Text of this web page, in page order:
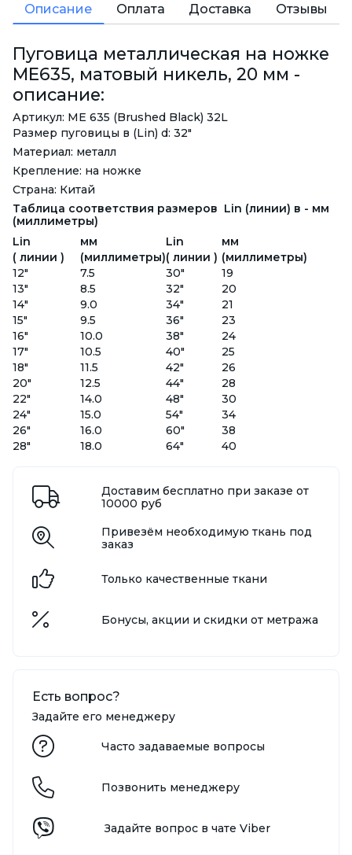
Описание Оплата Доставка Отзывы
Пуговица металлическая на ножке
ME635, матовый никель, 20 мм -
описание:
Артикул: ME 635 (Brushed Black) 32L
Размер пуговицы в (Lin) d: 32"
Материал: металл
Крепление: на ножке
Страна: Китай
Таблица соответствия размеров Lin (линии) в - мм
(миллиметры)
Lin
мм Lin
мм
( линии )
(миллиметры)( линии ) (миллиметры)
12"
7.5 30"
19
13"
8.5 32"
20
14"
9.0 34"
21
15"
9.5 36"
23
16"
10.0 38"
24
17"
10.5 40"
25
18"
11.5 42"
26
20"
12.5 44"
28
22"
14.0 48"
30
24"
15.0 54"
34
26"
16.0 60"
38
28"
18.0 64" 40
Доставим бесплатно при заказе от
10000 руб
Привезём необходимую ткань под
заказ
Только качественные ткани
Бонусы, акции и скидки от метража
Есть вопрос?
Задайте его менеджеру
Часто задаваемые вопросы
Позвонить менеджеру
Задайте вопрос в чате Viber